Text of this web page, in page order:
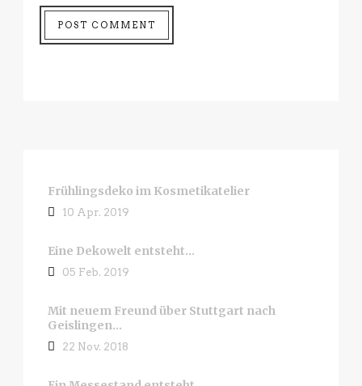
Frühlingsdeko im Kosmetikatelier
10 Apr. 2019
Eine Dekowelt entsteht…
05 Feb. 2019
Mit neuem Freund über Stuttgart nach
Geislingen…
22 Nov. 2018